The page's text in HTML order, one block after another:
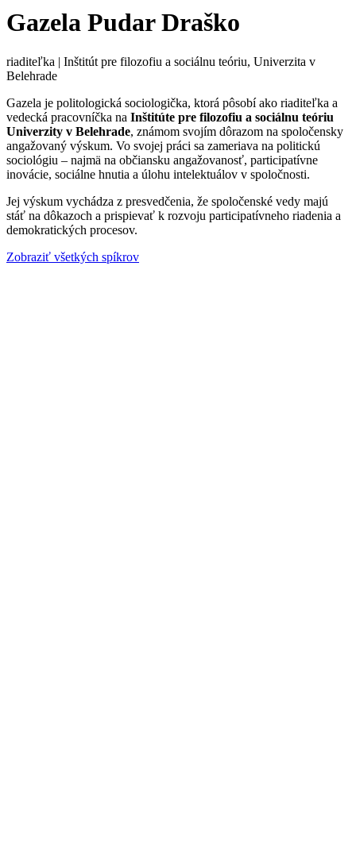
Gazela Pudar Draško
riaditeľka | Inštitút pre filozofiu a sociálnu teóriu, Univerzita v
Belehrade
Gazela je politologická sociologička, ktorá pôsobí ako riaditeľka a
vedecká pracovníčka na Inštitúte pre filozofiu a sociálnu teóriu
Univerzity v Belehrade, známom svojím dôrazom na spoločensky
angažovaný výskum. Vo svojej práci sa zameriava na politickú
sociológiu – najmä na občiansku angažovanosť, participatívne
inovácie, sociálne hnutia a úlohu intelektuálov v spoločnosti.
Jej výskum vychádza z presvedčenia, že spoločenské vedy majú
stáť na dôkazoch a prispievať k rozvoju participatívneho riadenia a
demokratických procesov.
Zobraziť všetkých spíkrov